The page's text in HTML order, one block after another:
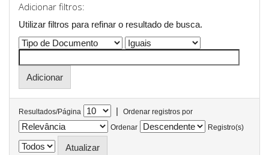
Adicionar filtros:
Utilizar filtros para refinar o resultado de busca.
Resultados/Página |
Ordenar registros por
Ordenar
Registro(s)